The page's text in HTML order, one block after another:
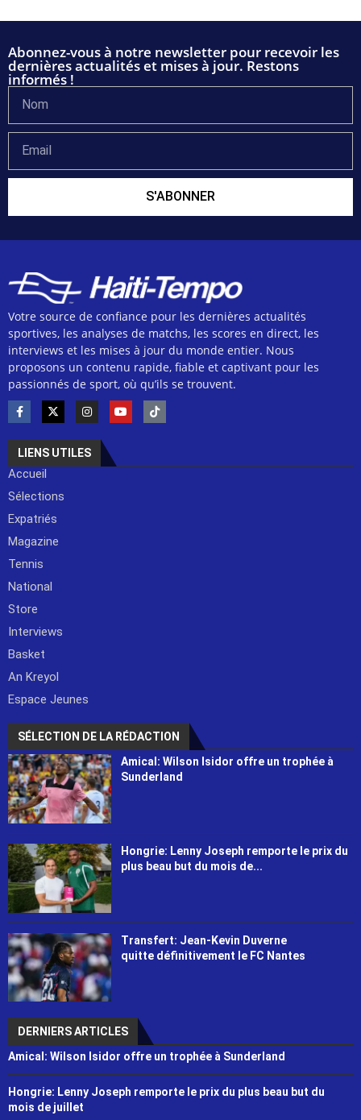
Abonnez-vous à notre newsletter pour recevoir les
dernières actualités et mises à jour. Restons
informés !
S'ABONNER
Votre source de confiance pour les dernières actualités
sportives, les analyses de matchs, les scores en direct, les
interviews et les mises à jour du monde entier. Nous
proposons un contenu rapide, fiable et captivant pour les
passionnés de sport, où qu’ils se trouvent.
LIENS UTILES
Accueil
Sélections
Expatriés
Magazine
Tennis
National
Store
Interviews
Basket
An Kreyol
Espace Jeunes
SÉLECTION DE LA RÉDACTION
Amical: Wilson Isidor offre un trophée à
Sunderland
Hongrie: Lenny Joseph remporte le prix du
plus beau but du mois de...
Transfert: Jean-Kevin Duverne
quitte définitivement le FC Nantes
DERNIERS ARTICLES
Amical: Wilson Isidor offre un trophée à Sunderland
Hongrie: Lenny Joseph remporte le prix du plus beau but du
mois de juillet